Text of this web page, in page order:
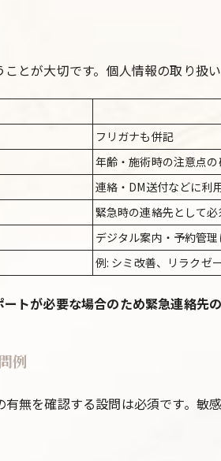
とが大切です。個人情報の取り扱
フリガナも併記
年齢・施術時の注意点
連絡・DM送付などに利
緊急時の連絡先として必
デジタル案内・予約管
例: シミ改善、リラクゼ
トが必要な場合のため緊急連絡先の
例
無を確認する設問は必須です。敏